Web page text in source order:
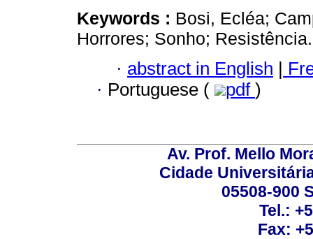
Keywords : Bosi, Ecléa;
Horrores; Sonho; Resistência.
· abstract in English |
· Portuguese ( pdf )
Av. Prof. Mello
Cidade
05508-900
Tel.:
Fax: